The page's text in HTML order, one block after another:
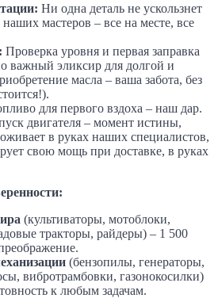
Ни одна деталь не ускользнет
наших мастеров – все на месте, все
Проверка уровня и первая заправка
важный эликсир для долгой и
масла – ваша забота, без
для первого вздоха – наш дар.
двигателя – момент истины,
в руках наших специалистов,
свою мощь при доставке, в руках
(культиваторы, мотоблоки,
тракторы, райдеры) – 1 500
(бензопилы, генераторы,
вибротрамбовки, газонокосилки)
к любым задачам.